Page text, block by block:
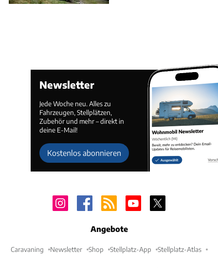
Newsletter
Jede Woche neu. Alles zu
Fahrzeugen, Stellplätzen,
Zubehör und mehr – direkt in
deine E-Mail!
Kostenlos abonnieren
Angebote
Caravaning Newsletter Shop Stellplatz-App Stellplatz-Atlas